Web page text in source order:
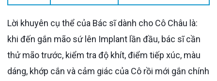
Lời khuyên cụ thể của Bác sĩ dành cho Cô Châu là:
khi đến gắn mão sứ lên Implant lần đầu, bác sĩ cần
thử mão trước, kiểm tra độ khít, điểm tiếp xúc, màu
dáng, khớp cắn và cảm giác của Cô rồi mới gắn chính